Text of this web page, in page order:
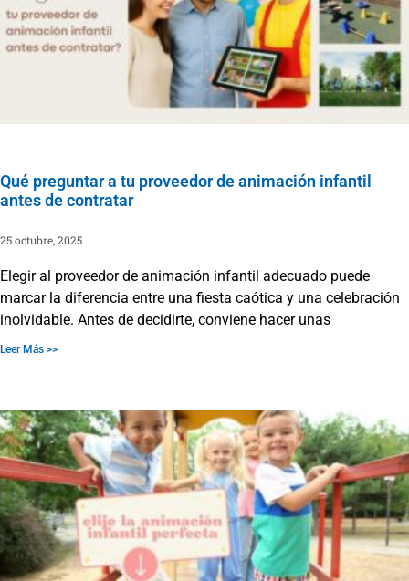
Qué preguntar a tu proveedor de animación infantil
antes de contratar
25 octubre, 2025
Elegir al proveedor de animación infantil adecuado puede
marcar la diferencia entre una fiesta caótica y una celebración
inolvidable. Antes de decidirte, conviene hacer unas
Leer Más >>